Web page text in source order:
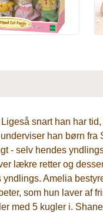
snart han har
han børn
- selv hendes
lækre retter og
Amelia
som hun laver af
med 5 kugler i.